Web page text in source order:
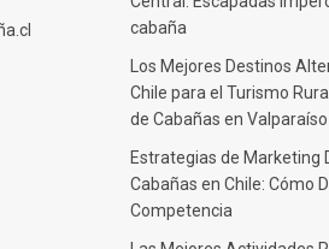
cabaña
Los Mejores Destinos
Chile para el Turismo
de Cabañas en Valparaíso
Estrategias de Marketing
Cabañas en Chile: Cómo
Competencia